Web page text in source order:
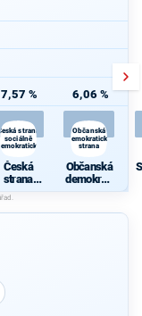
7,57 %
Česká strana
sociálně
demokratická
Česká
strana
sociálně
cká
6,06 %
Občanská
demokratická
strana
Občanská
demokrati
cká strana